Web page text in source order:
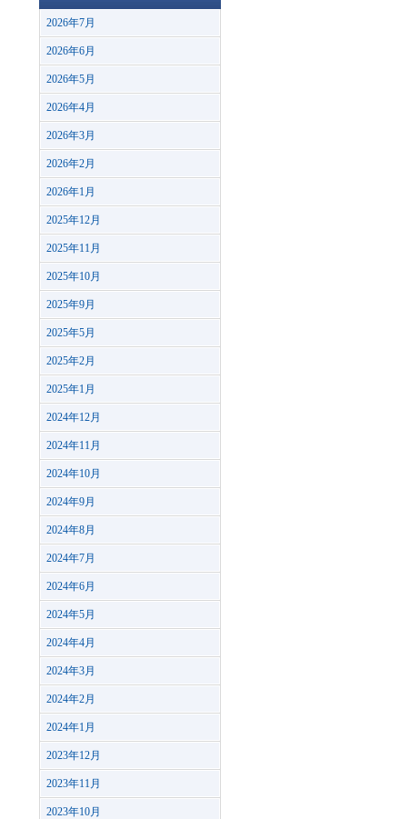
2026年7月
2026年6月
2026年5月
2026年4月
2026年3月
2026年2月
2026年1月
2025年12月
2025年11月
2025年10月
2025年9月
2025年5月
2025年2月
2025年1月
2024年12月
2024年11月
2024年10月
2024年9月
2024年8月
2024年7月
2024年6月
2024年5月
2024年4月
2024年3月
2024年2月
2024年1月
2023年12月
2023年11月
2023年10月